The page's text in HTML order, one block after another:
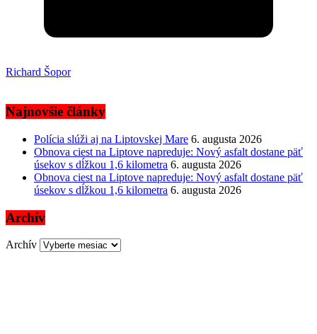
Richard Šopor
Najnovšie články
Polícia slúži aj na Liptovskej Mare 6. augusta 2026
Obnova ciest na Liptove napreduje: Nový asfalt dostane päť
úsekov s dĺžkou 1,6 kilometra 6. augusta 2026
Obnova ciest na Liptove napreduje: Nový asfalt dostane päť
úsekov s dĺžkou 1,6 kilometra 6. augusta 2026
Archív
Archív